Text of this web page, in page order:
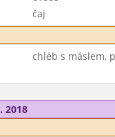
čaj
chléb s máslem,
2018